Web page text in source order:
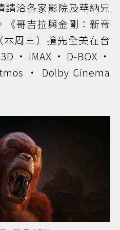
請洽各家影院及華納兄
《哥吉拉與金剛：新帝
周三）搶先全美在台
· IMAX · D-BOX ·
· Dolby Cinema